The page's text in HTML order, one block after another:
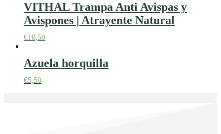
VITHAL Trampa Anti Avispas y
Avispones | Atrayente Natural
€10,50
Azuela horquilla
€5,50